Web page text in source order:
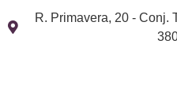
R. Primavera, 20 - Conj.